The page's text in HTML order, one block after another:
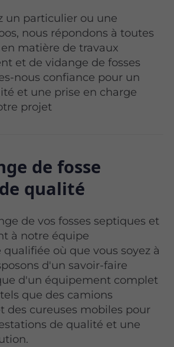
un particulier ou une
nous répondons à toutes
matière de travaux
et de vidange de fosses
nous confiance pour un
et une prise en charge
projet
de fosse
qualité
de vos fosses septiques et
à notre équipe
où que vous soyez à
d'un savoir-faire
d'un équipement complet
que des camions
des cureuses mobiles pour
de qualité et une